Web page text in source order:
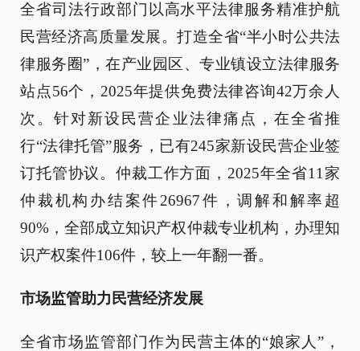
全省司法行政部门以高水平法律服务精准护航
民营经济高质量发展。打造全省“半小时公共法
律服务圈”，在产业园区、专业镇设立法律服务
站点56个，2025年提供免费法律咨询42万余人
次。针对新设民营企业法律痛点，在全省推
行“法律托管”服务，已有245家新设民营企业签
订托管协议。仲裁工作方面，2025年全省11家
仲裁机构办结案件26967件，调解和解率超
90%，全部成立知识产权仲裁专业机构，办理知
识产权案件106件，较上一年翻一番。
市场监管助力民营经济发展
全省市场监管部门作为民营主体的“娘家人”，